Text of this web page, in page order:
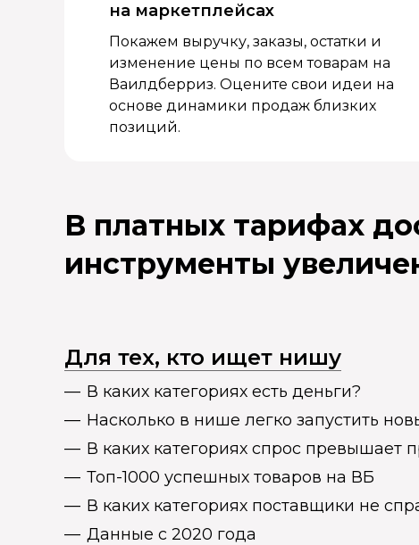
на маркетплейсах
Покажем выручку, заказы, остатки и
изменение цены по всем товарам на
Ваилдберриз. Оцените свои идеи на
основе динамики продаж близких
позиций.
В платных тарифах
инструменты
Для тех, кто ищет нишу
В каких категориях есть деньги?
Насколько в нише легко запустить
В каких категориях спрос превышает
Топ-1000 успешных товаров на ВБ
В каких категориях поставщики не
Данные с 2020 года